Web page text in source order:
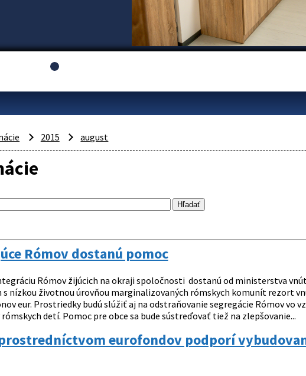
2015 august
Rómov dostanú pomoc
Rómov žijúcich na okraji spoločnosti dostanú od ministerstva
s nízkou životnou úrovňou marginalizovaných rómskych komunít rezort
eur. Prostriedky budú slúžiť aj na odstraňovanie segregácie Rómov vo
detí. Pomoc pre obce sa bude sústreďovať tiež na zlepšovanie...
eurofondov podporí